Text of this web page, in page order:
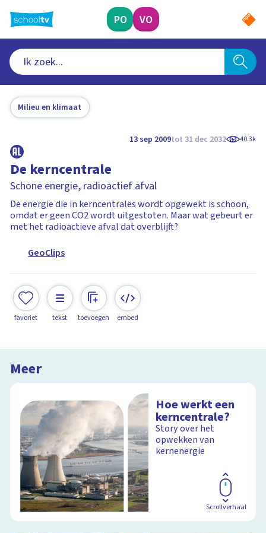
naar
hoofdinhoud
PO VO
Milieu en klimaat
13 sep 2009tot 31 dec 2032 40.3k
De kerncentrale
Schone energie, radioactief afval
De energie die in kerncentrales wordt opgewekt is schoon,
omdat er geen CO2 wordt uitgestoten. Maar wat gebeurt er
met het radioactieve afval dat overblijft?
GeoClips
favoriet tekst toevoegen embed
Meer
Hoe werkt een
kerncentrale?
Story over het
opwekken van
kernenergie
Scrollverhaal